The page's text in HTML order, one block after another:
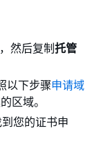
然后复制托管
以下步骤申请域
区域。
您的证书申